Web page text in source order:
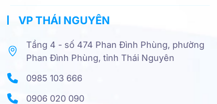
VP THÁI NGUYÊN
Tầng 4 - số 474 Phan Đình Phùng, phường
Phan Đình Phùng, tỉnh Thái Nguyên
0985 103 666
0906 020 090